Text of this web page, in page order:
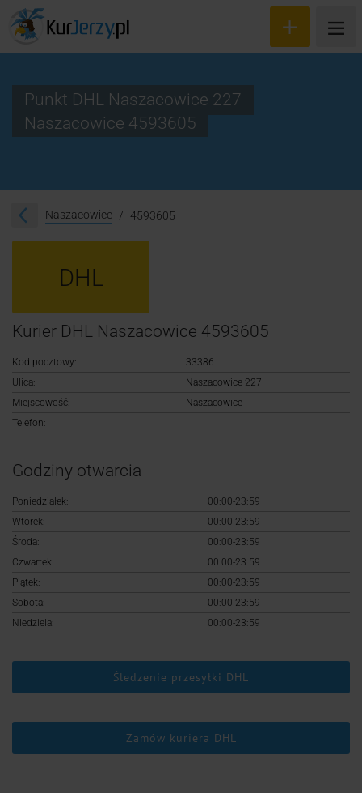
Śledzenie przesyłki
Logowanie
Punkt DHL Naszacowice 227
Naszacowice 4593605
Naszacowice 4593605
DHL
Kurier DHL Naszacowice 4593605
Kod pocztowy:
33386
Ulica:
Naszacowice 227
Miejscowość:
Naszacowice
Telefon:
Godziny otwarcia
Poniedziałek:
00:00-23:59
Wtorek:
00:00-23:59
Środa:
00:00-23:59
Czwartek:
00:00-23:59
Piątek:
00:00-23:59
Sobota:
00:00-23:59
Niedziela:
00:00-23:59
Śledzenie przesyłki DHL
Zamów kuriera DHL